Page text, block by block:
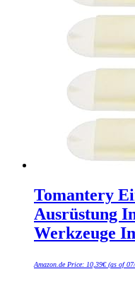
Tomantery
Ausrüstung
Werkzeuge
Amazon.de Price: 10,39€(as of